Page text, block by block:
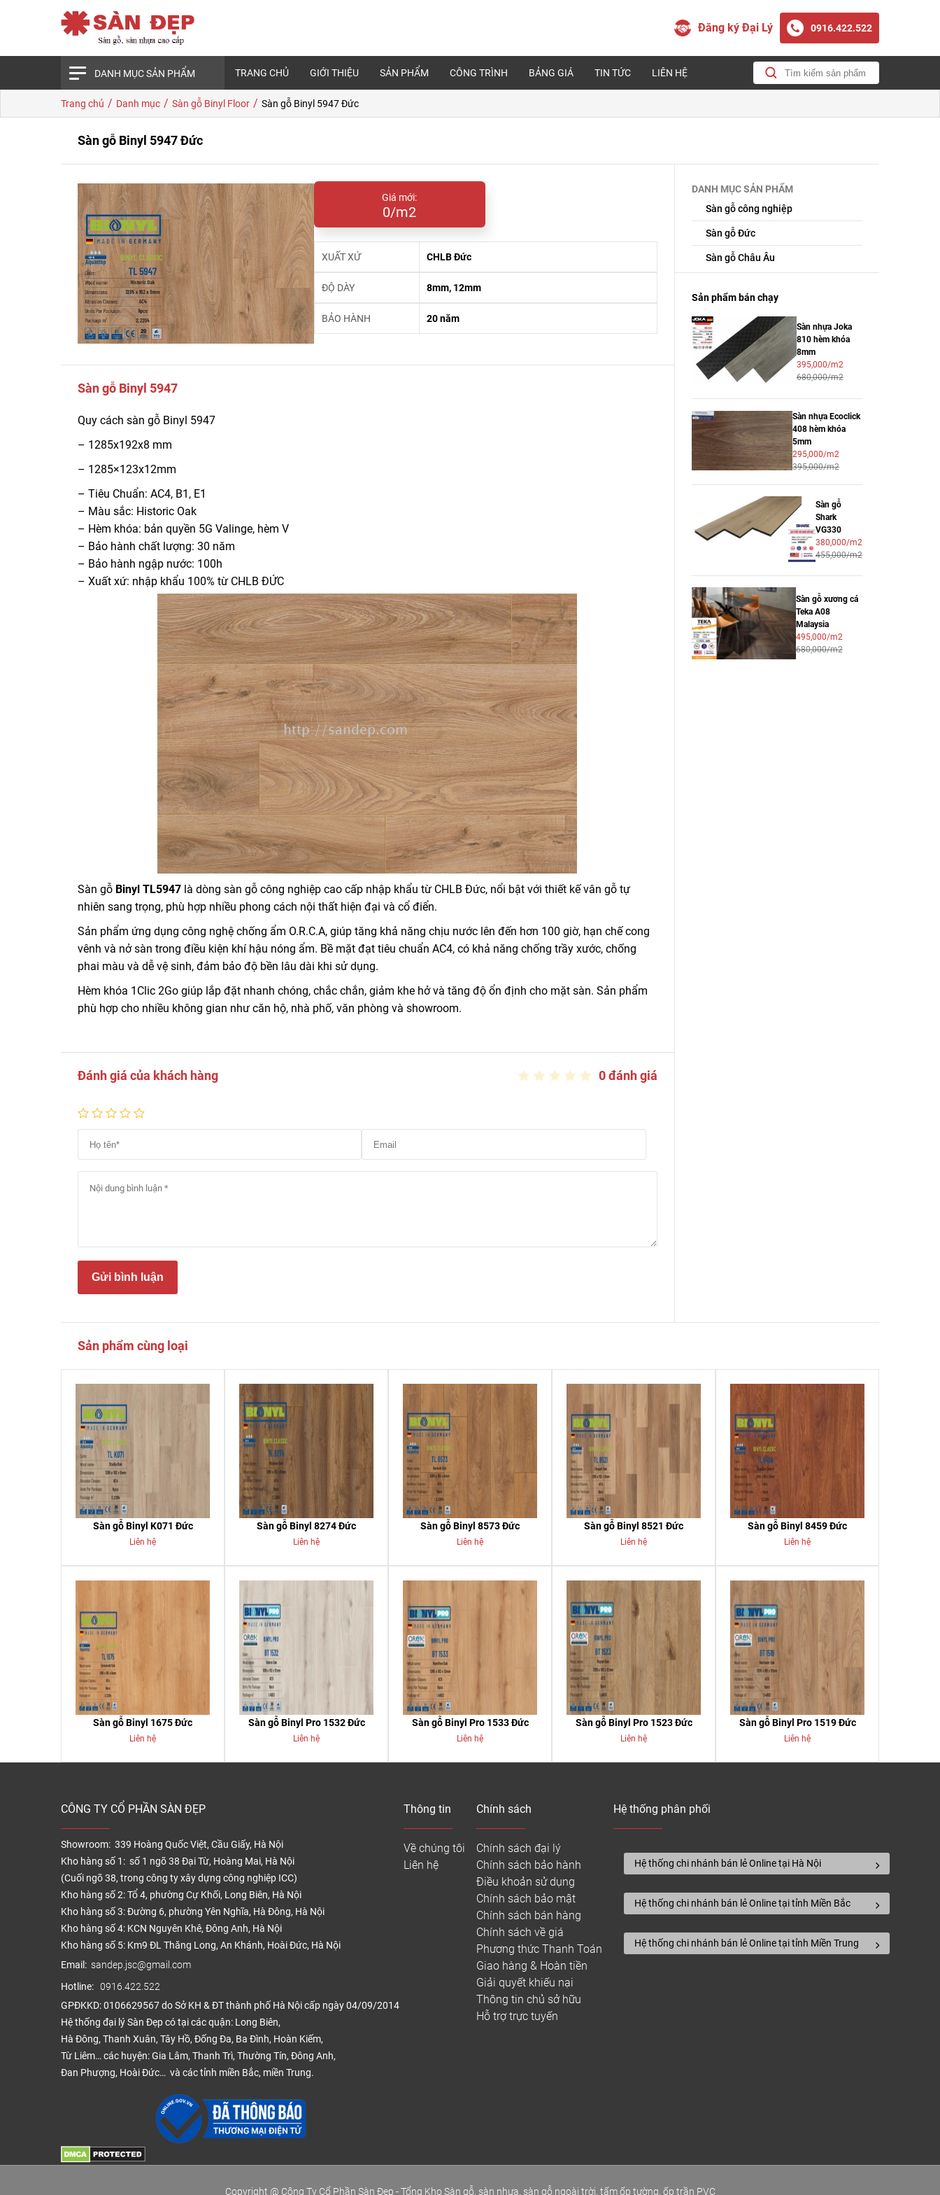
Đăng ký Đại Lý 0916.422.522
DANH MỤC SẢN PHẨM TRANG CHỦ GIỚI THIỆU SẢN PHẨM CÔNG TRÌNH BẢNG GIÁ TIN TỨC LIÊN HỆ
Trang chủ / Danh mục / Sàn gỗ Binyl Floor / Sàn gỗ Binyl 5947 Đức
Sàn gỗ Binyl 5947 Đức
Giá mới:
0/m2
XUẤT XỨ CHLB Đức
ĐỘ DÀY 8mm, 12mm
BẢO HÀNH 20 năm
Sàn gỗ Binyl 5947
Quy cách sàn gỗ Binyl 5947
– 1285x192x8 mm
– 1285×123x12mm
– Tiêu Chuẩn: AC4, B1, E1
– Màu sắc: Historic Oak
– Hèm khóa: bản quyền 5G Valinge, hèm V
– Bảo hành chất lượng: 30 năm
– Bảo hành ngập nước: 100h
– Xuất xứ: nhập khẩu 100% từ CHLB ĐỨC
Sàn gỗ Binyl TL5947 là dòng sàn gỗ công nghiệp cao cấp nhập khẩu từ CHLB Đức, nổi bật với thiết kế vân gỗ tự
nhiên sang trọng, phù hợp nhiều phong cách nội thất hiện đại và cổ điển.
Sản phẩm ứng dụng công nghệ chống ẩm O.R.C.A, giúp tăng khả năng chịu nước lên đến hơn 100 giờ, hạn chế cong
vênh và nở sàn trong điều kiện khí hậu nóng ẩm. Bề mặt đạt tiêu chuẩn AC4, có khả năng chống trầy xước, chống
phai màu và dễ vệ sinh, đảm bảo độ bền lâu dài khi sử dụng.
Hèm khóa 1Clic 2Go giúp lắp đặt nhanh chóng, chắc chắn, giảm khe hở và tăng độ ổn định cho mặt sàn. Sản phẩm
phù hợp cho nhiều không gian như căn hộ, nhà phố, văn phòng và showroom.
Đánh giá của khách hàng 0 đánh giá
Gửi bình luận
DANH MỤC SẢN PHẨM
Sàn gỗ công nghiệp
Sàn gỗ Đức
Sàn gỗ Châu Âu
Sản phẩm bán chạy
Sàn nhựa Joka
810 hèm khóa
8mm
395,000/m2
680,000/m2
Sàn nhựa Ecoclick
408 hèm khóa
5mm
295,000/m2
395,000/m2
Sàn gỗ
Shark
VG330
380,000/m2
455,000/m2
Sàn gỗ xương cá
Teka A08
Malaysia
495,000/m2
680,000/m2
Sản phẩm cùng loại
Sàn gỗ Binyl K071 Đức
Liên hệ
Sàn gỗ Binyl 8274 Đức
Liên hệ
Sàn gỗ Binyl 8573 Đức
Liên hệ
Sàn gỗ Binyl 8521 Đức
Liên hệ
Sàn gỗ Binyl 8459 Đức
Liên hệ
Sàn gỗ Binyl 1675 Đức
Liên hệ
Sàn gỗ Binyl Pro 1532 Đức
Liên hệ
Sàn gỗ Binyl Pro 1533 Đức
Liên hệ
Sàn gỗ Binyl Pro 1523 Đức
Liên hệ
Sàn gỗ Binyl Pro 1519 Đức
Liên hệ
CÔNG TY CỔ PHẦN SÀN ĐẸP
Showroom: 339 Hoàng Quốc Việt, Cầu Giấy, Hà Nội
Kho hàng số 1: số 1 ngõ 38 Đại Từ, Hoàng Mai, Hà Nội
(Cuối ngõ 38, trong công ty xây dựng công nghiệp ICC)
Kho hàng số 2: Tổ 4, phường Cự Khối, Long Biên, Hà Nội
Kho hàng số 3: Đường 6, phường Yên Nghĩa, Hà Đông, Hà Nội
Kho hàng số 4: KCN Nguyên Khê, Đông Anh, Hà Nội
Kho hàng số 5: Km9 ĐL Thăng Long, An Khánh, Hoài Đức, Hà Nội
Email: sandep.jsc@gmail.com
Hotline: 0916.422.522
GPĐKKD: 0106629567 do Sở KH & ĐT thành phố Hà Nội cấp ngày 04/09/2014
Hệ thống đại lý Sàn Đẹp có tại các quận: Long Biên,
Hà Đông, Thanh Xuân, Tây Hồ, Đống Đa, Ba Đình, Hoàn Kiếm,
Từ Liêm… các huyện: Gia Lâm, Thanh Trì, Thường Tín, Đông Anh,
Đan Phượng, Hoài Đức… và các tỉnh miền Bắc, miền Trung.
Thông tin
Về chúng tôi
Liên hệ
Chính sách
Chính sách đại lý
Chính sách bảo hành
Điều khoản sử dụng
Chính sách bảo mật
Chính sách bán hàng
Chính sách về giá
Phương thức Thanh Toán
Giao hàng & Hoàn tiền
Giải quyết khiếu nại
Thông tin chủ sở hữu
Hỗ trợ trực tuyến
Hệ thống phân phối
Hệ thống chi nhánh bán lẻ Online tại Hà Nội
Hệ thống chi nhánh bán lẻ Online tại tỉnh Miền Bắc
Hệ thống chi nhánh bán lẻ Online tại tỉnh Miền Trung
Copyright @ Công Ty Cổ Phần Sàn Đẹp - Tổng Kho Sàn gỗ, sàn nhựa, sàn gỗ ngoài trời, tấm ốp tường, ốp trần PVC